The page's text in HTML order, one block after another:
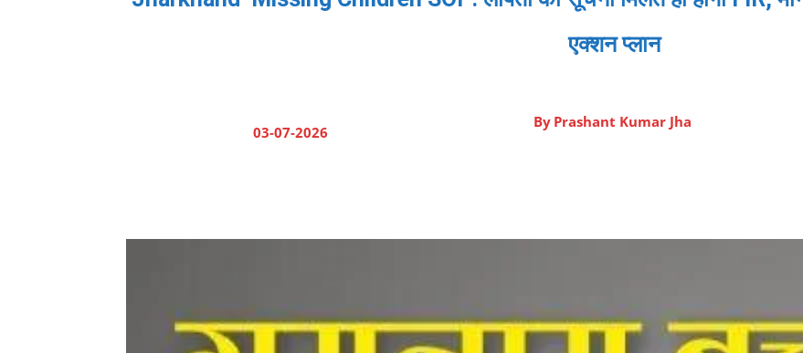
एक्शन प्लान
03-07-2026
By Prashant Kumar Jha